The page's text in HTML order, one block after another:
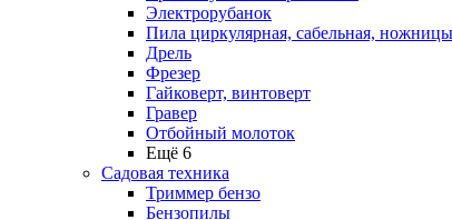
Электрорубанок
Пила циркулярная, сабельная, ножницы
Дрель
Фрезер
Гайковерт, винтоверт
Гравер
Отбойный молоток
Ещё 6
Садовая техника
Триммер бензо
Бензопилы